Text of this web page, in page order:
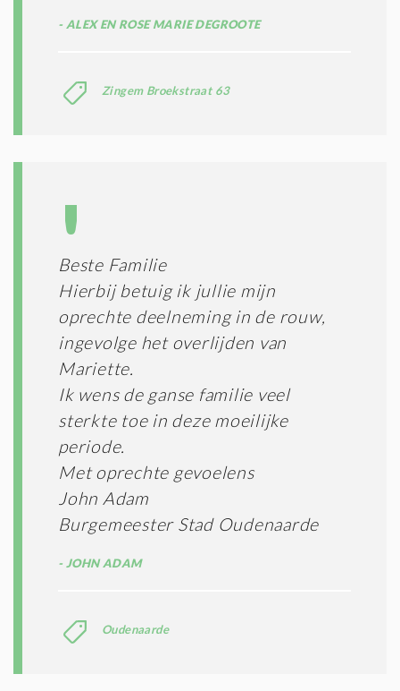
ALEX EN ROSE MARIE DEGROOTE
Zingem Broekstraat 63
Beste Familie
Hierbij betuig ik jullie mijn
oprechte deelneming in de rouw,
ingevolge het overlijden van
Mariette.
Ik wens de ganse familie veel
sterkte toe in deze moeilijke
periode.
Met oprechte gevoelens
John Adam
Burgemeester Stad Oudenaarde
JOHN ADAM
Oudenaarde